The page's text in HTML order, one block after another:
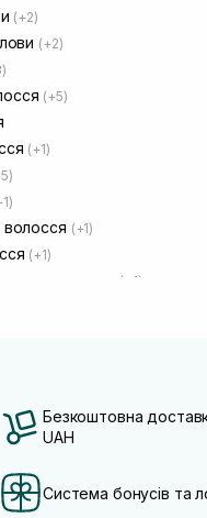
(+2)
(+2)
(+5)
(+1)
волосся (+1)
(+1)
для волосся (+1)
Безкоштовна
UAH
Система бонусів та